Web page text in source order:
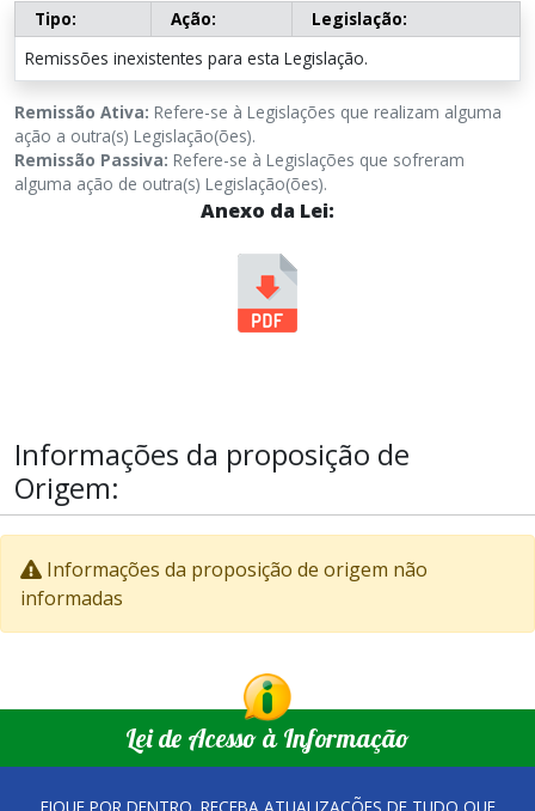
Tipo: Ação:
Legislação:
Remissões inexistentes para esta Legislação.
Remissão Ativa: Refere-se à Legislações que realizam alguma
ação a outra(s) Legislação(ões).
Remissão Passiva: Refere-se à Legislações que sofreram
alguma ação de outra(s) Legislação(ões).
Anexo da Lei:
Informações da proposição de
Origem:
Informações da proposição de origem não
informadas
Lei de Acesso à Informação